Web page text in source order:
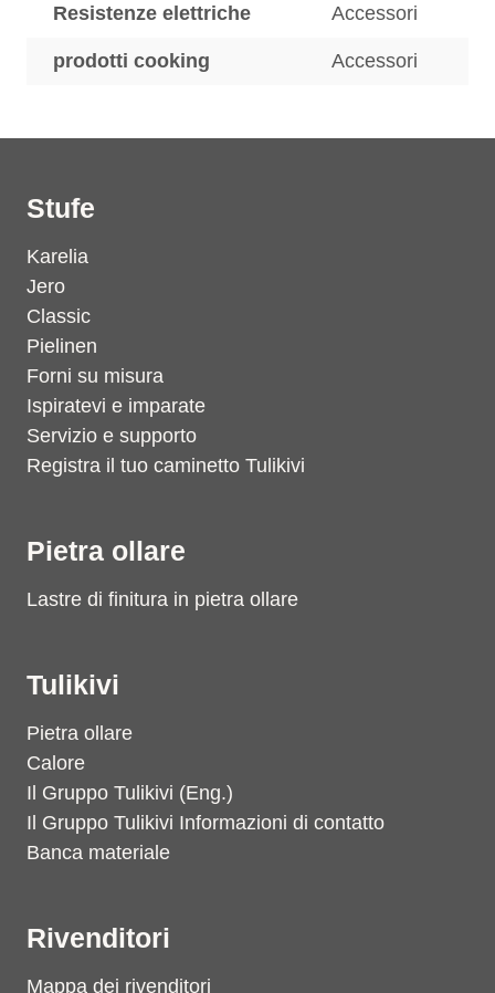
Resistenze elettriche Accessori
prodotti cooking Accessori
Stufe
Karelia
Jero
Classic
Pielinen
Forni su misura
Ispiratevi e imparate
Servizio e supporto
Registra il tuo caminetto Tulikivi
Pietra ollare
Lastre di finitura in pietra ollare
Tulikivi
Pietra ollare
Calore
Il Gruppo Tulikivi (Eng.)
Il Gruppo Tulikivi Informazioni di contatto
Banca materiale
Rivenditori
Mappa dei rivenditori